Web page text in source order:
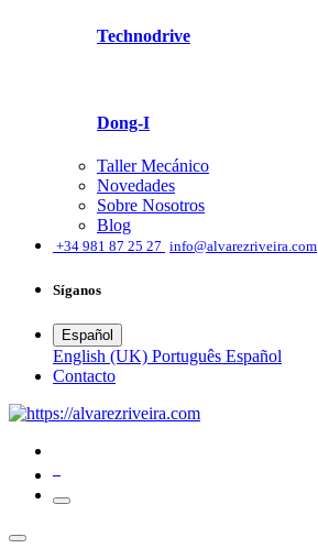
Technodrive
Dong-I
Taller Mecánico
Novedades
Sobre Nosotros
Blog
+34 981 87 25 27 info@alvarezriveira.com
Síganos
Español
English (UK) Português Español
​Contacto